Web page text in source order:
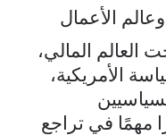
الأعمال
العالم المالي،
الأمريكية،
مهمًا في تراجع